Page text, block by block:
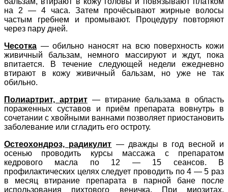
на 2 — 4 часа. Затем прочёсывают жирные волосы
частым гребнем и промывают. Процедуру повторяют
через пару дней.
Чесотка — обильно наносят на всю поверхность кожи
живичный бальзам, немного массируют и ждут, пока
впитается. В течение следующей недели ежедневно
втирают в кожу живичный бальзам, но уже не так
обильно.
Полиартрит, артрит — втирание бальзама в область
пораженных суставов и приём препарата вовнутрь в
сочетании с хвойными ваннами позволяет приостановить
заболевание или сгладить его остроту.
Остеохондроз, радикулит — дважды в год весной и
осенью проводить курсы массажа с препаратом
кедрового масла по 12 — 15 сеансов. В
профилактических целях следует проводить по 4 — 5 раз
в месяц втирание препарата в парной бане после
использования пихтового веничка. При миозитах,